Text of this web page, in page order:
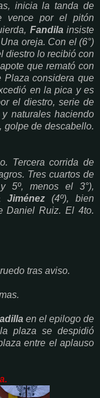
inicia la tanda de
vence por el pitón
Fandilainsiste
oreja. Con el (6°)
diestro lo recibió con
que remató con
considera que
en la pica y es
el diestro, serie de
naturales haciendo
golpe de descabello.
Tercera corrida de
Tres cuartos de
5º, menos el 3°),
Jiménez (4º), bien
Daniel Ruiz. El 4to.
tras aviso.
en el epilogo de
plaza se despidió
entre el aplauso